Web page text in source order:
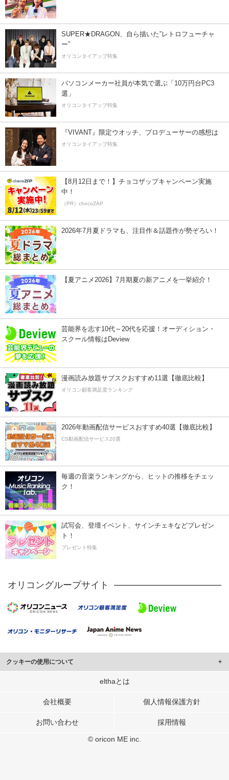
SUPER★DRAGON、自ら描いた”レトロフューチャ
ー”
オリコンタイアップ特集
パソコンメーカー社員が本気で選ぶ「10万円台PC3
選」
オリコンタイアップ特集
『VIVANT』限定ウオッチ、プロデューサーの感想は
オリコンタイアップ特集
【8月12日まで！】チョコザップキャンペーン実施
中！
（PR）chocoZAP
2026年7月夏ドラマも、注目作＆話題作が勢ぞろい！
【夏アニメ2026】7月期夏の新アニメを一挙紹介！
芸能界を志す10代～20代を応援！オーディション・
スクール情報はDeview
漫画読み放題サブスクおすすめ11選【徹底比較】
オリコン顧客満足度ランキング
2026年動画配信サービスおすすめ40選【徹底比較】
CS動画配信サービス20選
毎週の音楽ランキングから、ヒットの推移をチェッ
ク！
試写会、登壇イベント、サインチェキなどプレゼン
ト！
プレゼント特集
オリコングループサイト
クッキーの使用について
このサイトでは Cookie を使用して、ユーザーに合わせたコンテンツや広告の
行っています。
メディアや広告配信、データ解析の各パートナーに提供しています。
elthaとは
会社概要 個人情報保護方針
お問い合わせ 採用情報
© oricon ME inc.